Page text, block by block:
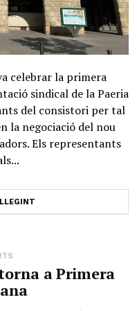
celebrar la primera
sindical de la Paeria
del consistori per tal
la negociació del nou
Els representants
a Primera